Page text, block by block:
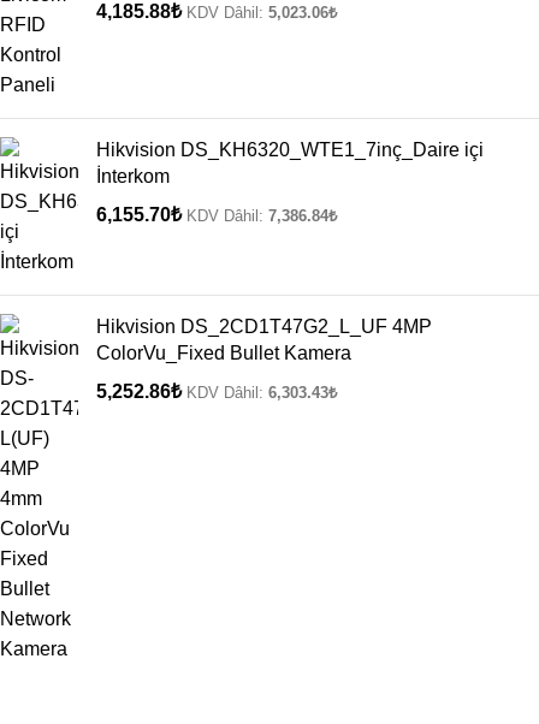
4,185.88₺ KDV Dâhil: 5,023.06₺
Hikvision DS_KH6320_WTE1_7inç_Daire içi
İnterkom
6,155.70₺ KDV Dâhil: 7,386.84₺
Hikvision DS_2CD1T47G2_L_UF 4MP
ColorVu_Fixed Bullet Kamera
5,252.86₺ KDV Dâhil: 6,303.43₺